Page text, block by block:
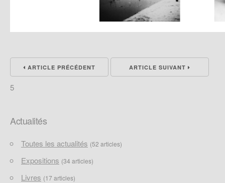
ARTICLE PRÉCÉDENT ARTICLE SUIVANT
5
Actualités
Toutes les actualités (52 articles)
Expositions (34 articles)
Livres (17 articles)